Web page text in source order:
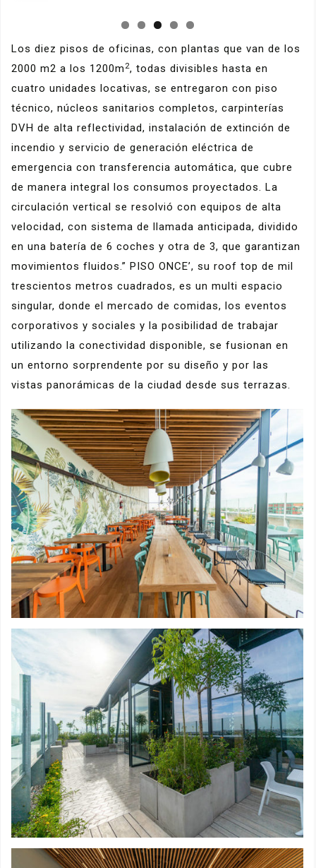
Los diez pisos de oficinas, con plantas que van de los
2000 m2 a los 1200m 2, todas divisibles hasta en
cuatro unidades locativas, se entregaron con piso
técnico, núcleos sanitarios completos, carpinterías
DVH de alta reflectividad, instalación de extinción de
incendio y servicio de generación eléctrica de
emergencia con transferencia automática, que cubre
de manera integral los consumos proyectados. La
circulación vertical se resolvió con equipos de alta
velocidad, con sistema de llamada anticipada, dividido
en una batería de 6 coches y otra de 3, que garantizan
movimientos fluidos.” PISO ONCE’, su roof top de mil
trescientos metros cuadrados, es un multi espacio
singular, donde el mercado de comidas, los eventos
corporativos y sociales y la posibilidad de trabajar
utilizando la conectividad disponible, se fusionan en
un entorno sorprendente por su diseño y por las
vistas panorámicas de la ciudad desde sus terrazas.